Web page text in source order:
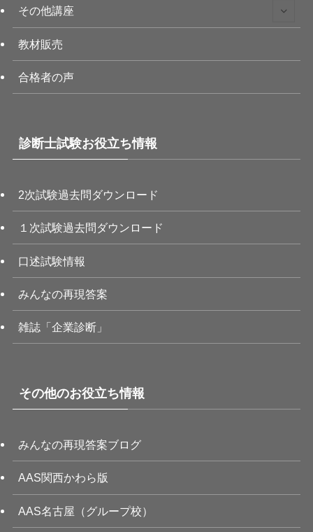
その他講座
教材販売
合格者の声
診断士試験お役立ち情報
2次試験過去問ダウンロード
１次試験過去問ダウンロード
口述試験情報
みんなの再現答案
雑誌「企業診断」
その他のお役立ち情報
みんなの再現答案ブログ
AAS関西かわら版
AAS名古屋（グループ校）